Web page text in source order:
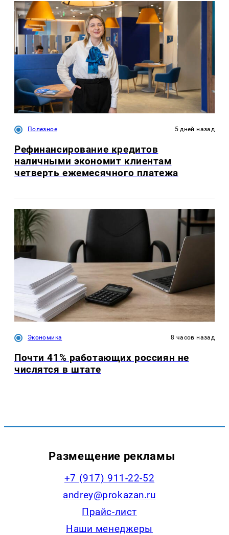
Полезное 5 дней назад
Рефинансирование кредитов
наличными экономит клиентам
четверть ежемесячного платежа
Экономика 8 часов назад
Почти 41% работающих россиян не
числятся в штате
Размещение рекламы
+7 (917) 911-22-52
andrey@prokazan.ru
Прайс-лист
Наши менеджеры